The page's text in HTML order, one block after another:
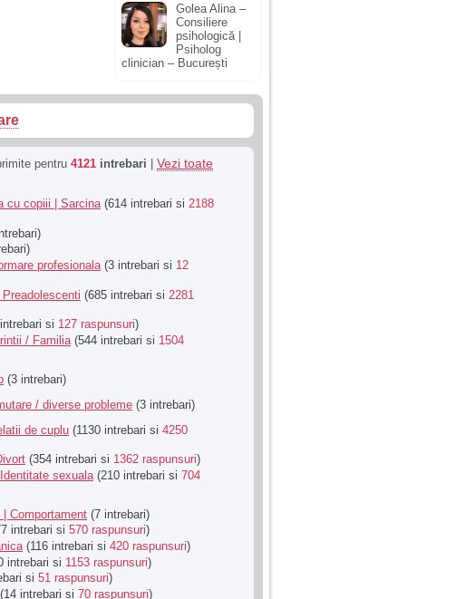
Golea Alina –
Consiliere
psihologică |
Psiholog
clinician – București
pentru 4121 intrebari
Vezi toate
cu copiii | Sarcina(614 intrebari si 2188
profesionala (3 intrebari si 12
(685 intrebari si 2281
si 127 raspunsuri)
/ Familia (544 intrebari si 1504
(3 intrebari)
/ diverse probleme (3 intrebari)
de cuplu (1130 intrebari si 4250
(354 intrebari si 1362 raspunsuri)
sexuala (210 intrebari si 704
| Comportament (7 intrebari)
intrebari si 570 raspunsuri)
(116 intrebari si 420 raspunsuri)
intrebari si 1153 raspunsuri)
si 51 raspunsuri)
(14 intrebari si 70 raspunsuri)